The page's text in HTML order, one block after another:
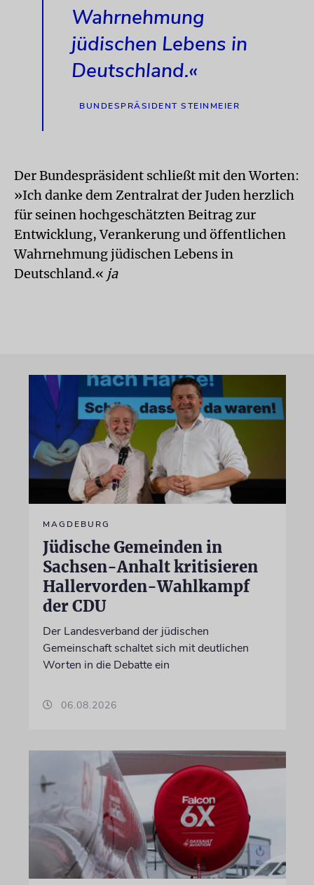
Wahrnehmung
jüdischen Lebens in
Deutschland.«
BUNDESPRÄSIDENT STEINMEIER
Der Bundespräsident schließt mit den Worten:
»Ich danke dem Zentralrat der Juden herzlich
für seinen hochgeschätzten Beitrag zur
Entwicklung, Verankerung und öffentlichen
Wahrnehmung jüdischen Lebens in
Deutschland.« ja
MAGDEBURG
Jüdische Gemeinden in
Sachsen-Anhalt kritisieren
Hallervorden-Wahlkampf
der CDU
Der Landesverband der jüdischen
Gemeinschaft schaltet sich mit deutlichen
Worten in die Debatte ein
06.08.2026